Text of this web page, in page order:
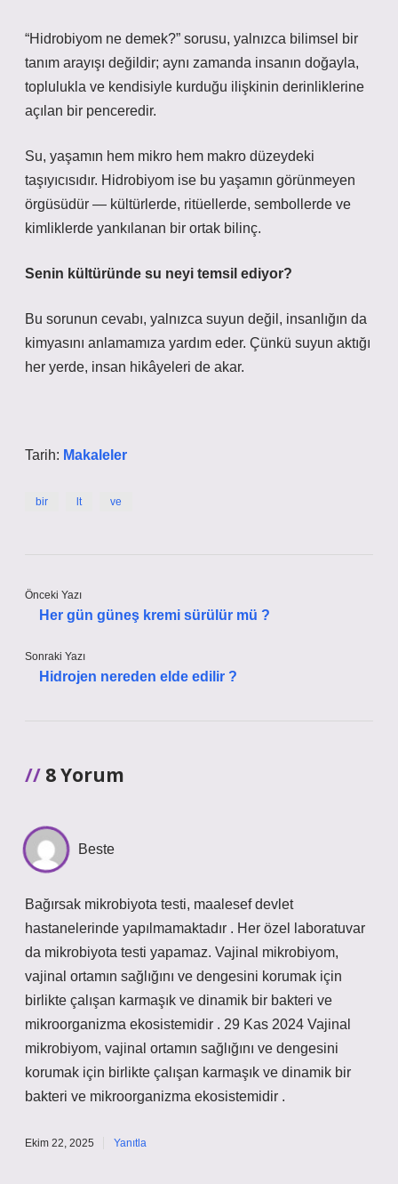
“Hidrobiyom ne demek?” sorusu, yalnızca bilimsel bir
tanım arayışı değildir; aynı zamanda insanın doğayla,
toplulukla ve kendisiyle kurduğu ilişkinin derinliklerine
açılan bir penceredir.
Su, yaşamın hem mikro hem makro düzeydeki
taşıyıcısıdır. Hidrobiyom ise bu yaşamın görünmeyen
örgüsüdür — kültürlerde, ritüellerde, sembollerde ve
kimliklerde yankılanan bir ortak bilinç.
Senin kültüründe su neyi temsil ediyor?
Bu sorunun cevabı, yalnızca suyun değil, insanlığın da
kimyasını anlamamıza yardım eder. Çünkü suyun aktığı
her yerde, insan hikâyeleri de akar.
Tarih: Makaleler
bir lt ve
Önceki Yazı
Her gün güneş kremi sürülür mü ?
Sonraki Yazı
Hidrojen nereden elde edilir ?
8 Yorum
Beste
Bağırsak mikrobiyota testi, maalesef devlet
hastanelerinde yapılmamaktadır . Her özel laboratuvar
da mikrobiyota testi yapamaz. Vajinal mikrobiyom,
vajinal ortamın sağlığını ve dengesini korumak için
birlikte çalışan karmaşık ve dinamik bir bakteri ve
mikroorganizma ekosistemidir . 29 Kas 2024 Vajinal
mikrobiyom, vajinal ortamın sağlığını ve dengesini
korumak için birlikte çalışan karmaşık ve dinamik bir
bakteri ve mikroorganizma ekosistemidir .
Ekim 22, 2025 Yanıtla